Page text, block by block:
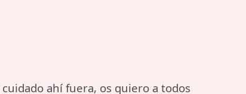
cuidado ahí fuera, os quiero a todos